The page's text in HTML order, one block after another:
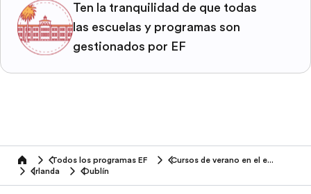
Ten la tranquilidad de que todas
las escuelas y programas son
gestionados por EF
home Todos los programas EF
Cursos de verano en el extranjero
Irlanda
Dublín